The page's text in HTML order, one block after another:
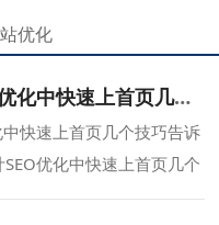
优化
网站建设设计SEO优化中快速上首页几个技巧
快速上首页几个技巧告诉
优化中快速上首页几个
长春网络公司介绍您网站